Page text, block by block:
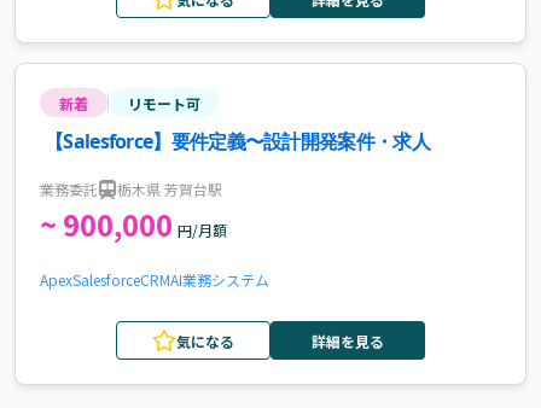
新着 リモート可
【Salesforce】要件定義〜設計開発案件・求人
業務委託 栃木県 芳賀台駅
~ 900,000 円/月額
ApexSalesforceCRMAI業務システム
気になる 詳細を見る